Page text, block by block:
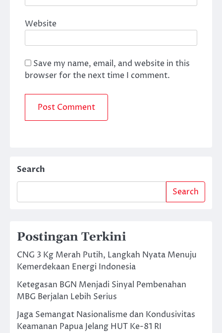
Website
Save my name, email, and website in this
browser for the next time I comment.
Search
Search
Postingan Terkini
CNG 3 Kg Merah Putih, Langkah Nyata Menuju
Kemerdekaan Energi Indonesia
Ketegasan BGN Menjadi Sinyal Pembenahan
MBG Berjalan Lebih Serius
Jaga Semangat Nasionalisme dan Kondusivitas
Keamanan Papua Jelang HUT Ke-81 RI